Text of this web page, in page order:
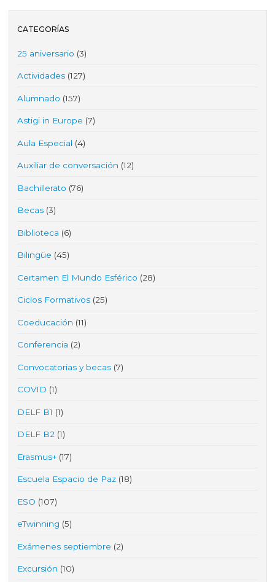
CATEGORÍAS
25 aniversario (3)
Actividades (127)
Alumnado (157)
Astigi in Europe (7)
Aula Especial (4)
Auxiliar de conversación (12)
Bachillerato (76)
Becas (3)
Biblioteca (6)
Bilingüe (45)
Certamen El Mundo Esférico (28)
Ciclos Formativos (25)
Coeducación (11)
Conferencia (2)
Convocatorias y becas (7)
COVID (1)
DELF B1 (1)
DELF B2 (1)
Erasmus+ (17)
Escuela Espacio de Paz (18)
ESO (107)
eTwinning (5)
Exámenes septiembre (2)
Excursión (10)